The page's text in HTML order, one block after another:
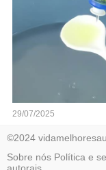
29/07/2025
©2024
Sobre nós Política e
autorais